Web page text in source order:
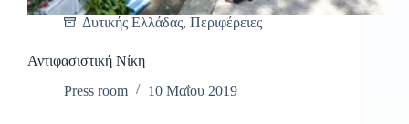
Δυτικής Ελλάδας, Περιφέρειες
Αντιφασιστική Νίκη
Press room
10 Μαΐου 2019